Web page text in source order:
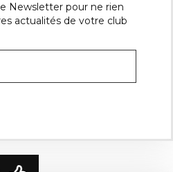
Newsletter pour ne rien
actualités de votre club